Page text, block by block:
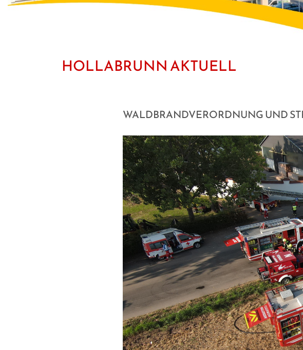
HOLLABRUNN AKTUELL
WALDBRANDVERORDNUNG UND